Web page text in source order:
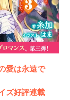
愛は永遠で
ズ好評連載